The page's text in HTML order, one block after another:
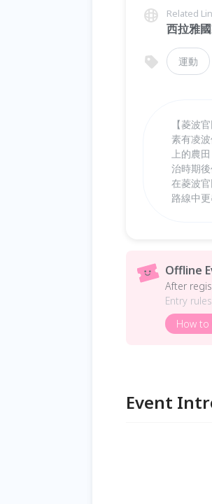
Related
西拉雅
運動
【菱波
素有凌
上的農
治時期
在菱波
路線中
Offline
After
Entry
How to
Event